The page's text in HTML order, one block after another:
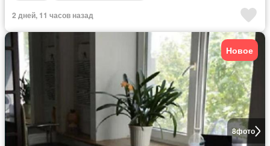
2 дней, 11 часов назад
8фото
Новое